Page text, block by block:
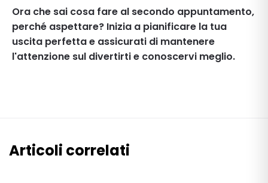
Ora che sai cosa fare al secondo appuntamento,
perché aspettare? Inizia a pianificare la tua
uscita perfetta e assicurati di mantenere
l'attenzione sul divertirti e conoscervi meglio.
Articoli correlati